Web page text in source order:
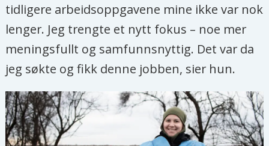
tidligere arbeidsoppgavene mine ikke var nok
lenger. Jeg trengte et nytt fokus – noe mer
meningsfullt og samfunnsnyttig. Det var da
jeg søkte og fikk denne jobben, sier hun.